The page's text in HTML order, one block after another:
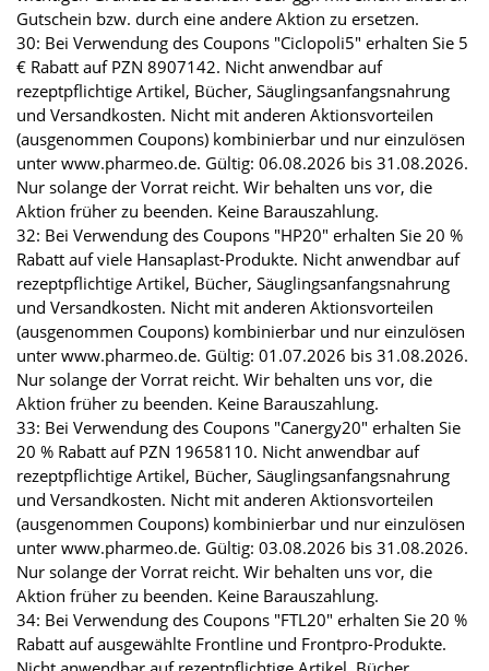
Gutschein bzw. durch eine andere Aktion zu ersetzen.
30: Bei Verwendung des Coupons "Ciclopoli5" erhalten Sie 5
€ Rabatt auf PZN 8907142. Nicht anwendbar auf
rezeptpflichtige Artikel, Bücher, Säuglingsanfangsnahrung
und Versandkosten. Nicht mit anderen Aktionsvorteilen
(ausgenommen Coupons) kombinierbar und nur einzulösen
unter www.pharmeo.de. Gültig: 06.08.2026 bis 31.08.2026.
Nur solange der Vorrat reicht. Wir behalten uns vor, die
Aktion früher zu beenden. Keine Barauszahlung.
32: Bei Verwendung des Coupons "HP20" erhalten Sie 20 %
Rabatt auf viele Hansaplast-Produkte. Nicht anwendbar auf
rezeptpflichtige Artikel, Bücher, Säuglingsanfangsnahrung
und Versandkosten. Nicht mit anderen Aktionsvorteilen
(ausgenommen Coupons) kombinierbar und nur einzulösen
unter www.pharmeo.de. Gültig: 01.07.2026 bis 31.08.2026.
Nur solange der Vorrat reicht. Wir behalten uns vor, die
Aktion früher zu beenden. Keine Barauszahlung.
33: Bei Verwendung des Coupons "Canergy20" erhalten Sie
20 % Rabatt auf PZN 19658110. Nicht anwendbar auf
rezeptpflichtige Artikel, Bücher, Säuglingsanfangsnahrung
und Versandkosten. Nicht mit anderen Aktionsvorteilen
(ausgenommen Coupons) kombinierbar und nur einzulösen
unter www.pharmeo.de. Gültig: 03.08.2026 bis 31.08.2026.
Nur solange der Vorrat reicht. Wir behalten uns vor, die
Aktion früher zu beenden. Keine Barauszahlung.
34: Bei Verwendung des Coupons "FTL20" erhalten Sie 20 %
Rabatt auf ausgewählte Frontline und Frontpro-Produkte.